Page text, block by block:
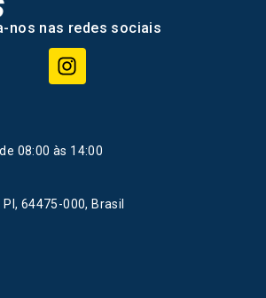
nos nas redes sociais
08:00 às 14:00
64475-000, Brasil